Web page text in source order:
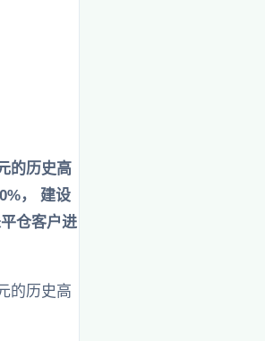
的历史高
， 建设
仓客户进
的历史高